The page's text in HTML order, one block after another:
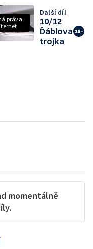
práva
Další díl
10/12
Ďáblova
trojka
momentálně